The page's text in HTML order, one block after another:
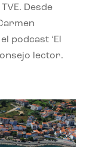
Desde
podcast ‘El
lector.